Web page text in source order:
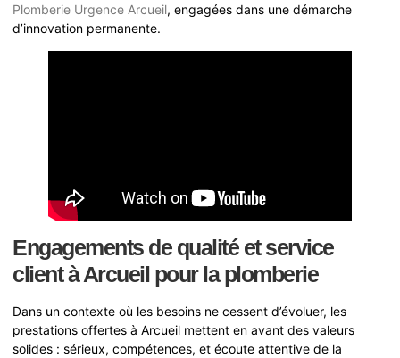
Plomberie Urgence Arcueil, engagées dans une démarche
d’innovation permanente.
Engagements de qualité et service
client à Arcueil pour la plomberie
Dans un contexte où les besoins ne cessent d’évoluer, les
prestations offertes à Arcueil mettent en avant des valeurs
solides : sérieux, compétences, et écoute attentive de la